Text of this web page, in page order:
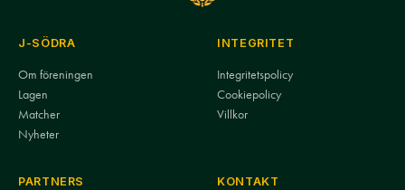
J-SÖDRA
Om föreningen
Lagen
Matcher
Nyheter
INTEGRITET
Integritetspolicy
Cookiepolicy
Villkor
PARTNERS KONTAKT